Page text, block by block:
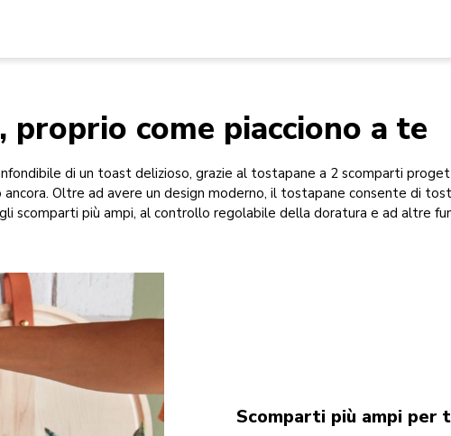
proprio come piacciono a te
di un toast delizioso, grazie al tostapane a 2 scomparti
Oltre ad avere un design moderno, il tostapane consente di
scomparti più ampi, al controllo regolabile della doratura e ad altre
Scomparti più ampi per